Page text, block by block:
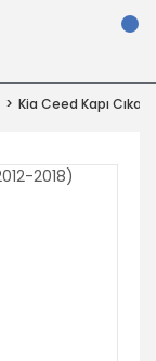
Kia Ceed Kapı